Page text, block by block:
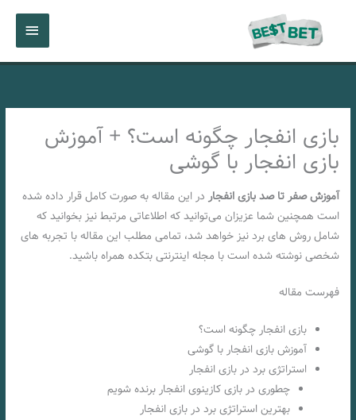
اصلی
بازی انفجار چگونه است؟ + آموزش
بازی انفجار با گوشی
آموزش صفر تا صد بازی انفجار در این مقاله به صورت کامل قرار داده شده
است همچنین شما عزیزان می‌توانید که اطلاعاتی مرتبط نیز بخوانید که
شامل روش های برد نیز خواهد شد، تمامی مطلب این مقاله با تجربه های
شخصی نوشته شده است با مجله اینترنتی بتکده همراه باشید.
فهرست مقاله
بازی انفجار چگونه است؟
آموزش بازی انفجار با گوشی
استراتژی برد در بازی انفجار
چطوری در بازی کازینوی انفجار برنده شویم
بهترین استراتژی برد در بازی انفجار